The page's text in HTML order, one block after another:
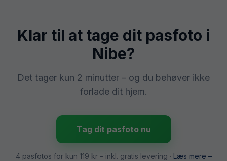
Klar til at tage dit pasfoto i
Nibe?
Det tager kun 2 minutter – og du behøver ikke
forlade dit hjem.
Tag dit pasfoto nu
4 pasfotos for kun 119 kr– inkl. gratis levering · Læs mere –